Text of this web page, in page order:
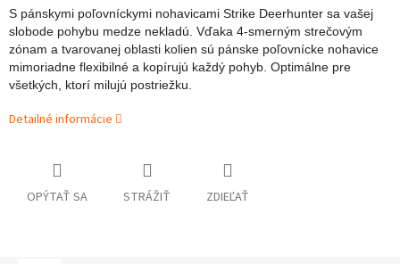
S pánskymi poľovníckymi nohavicami Strike Deerhunter sa vašej
slobode pohybu medze nekladú. Vďaka 4-smerným strečovým
zónam a tvarovanej oblasti kolien sú pánske poľovnícke nohavice
mimoriadne flexibilné a kopírujú každý pohyb. Optimálne pre
všetkých, ktorí milujú postriežku.
Detailné informácie
OPÝTAŤ SA STRÁŽIŤ ZDIEĽAŤ